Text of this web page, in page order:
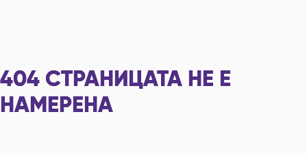
404 СТРАНИЦАТА НЕ Е
НАМЕРЕНА